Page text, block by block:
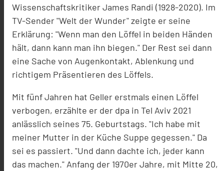
Wissenschaftskritiker James Randi (1928-2020). Im
TV-Sender "Welt der Wunder" zeigte er seine
Erklärung: "Wenn man den Löffel in beiden Händen
hält, dann kann man ihn biegen." Der Rest sei dann
eine Sache von Augenkontakt, Ablenkung und
richtigem Präsentieren des Löffels.
Mit fünf Jahren hat Geller erstmals einen Löffel
verbogen, erzählte er der dpa in Tel Aviv 2021
anlässlich seines 75. Geburtstags. "Ich habe mit
meiner Mutter in der Küche Suppe gegessen." Da
sei es passiert. "Und dann dachte ich, jeder kann
das machen." Anfang der 1970er Jahre, mit Mitte 20,